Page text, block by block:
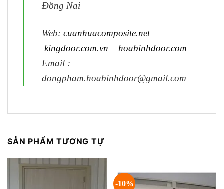
Đồng Nai
Web: cuanhuacomposite.net–
kingdoor.com.vn – hoabinhdoor.com
Email :
dongpham.hoabinhdoor@gmail.com
SẢN PHẨM TƯƠNG TỰ
-10%